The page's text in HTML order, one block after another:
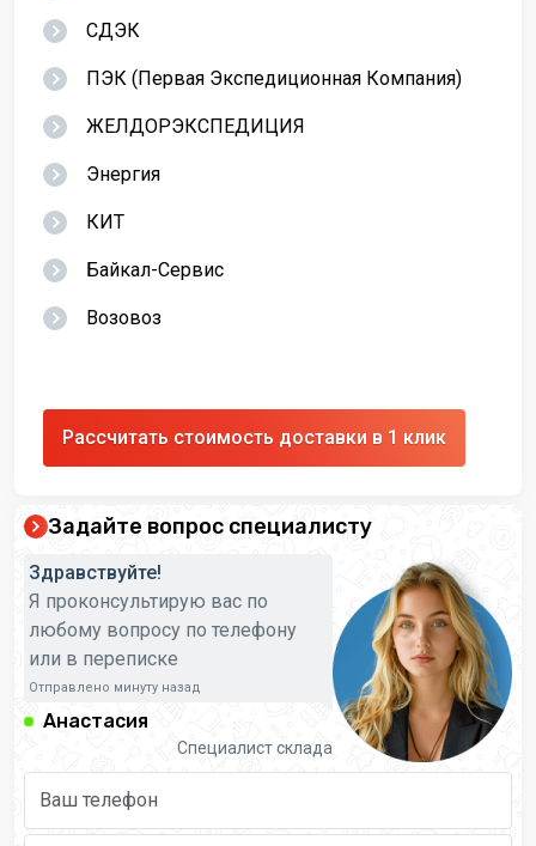
СДЭК
ПЭК (Первая Экспедиционная Компания)
ЖЕЛДОРЭКСПЕДИЦИЯ
Энергия
КИТ
Байкал-Сервис
Возовоз
Рассчитать стоимость доставки в 1 клик
Задайте вопрос специалисту
Здравствуйте!
Я проконсультирую вас по
любому вопросу по телефону
или в переписке
Отправлено минуту назад
Анастасия
Специалист склада